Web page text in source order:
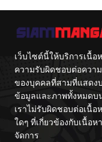
เว็บไซต์นี้ให้บริการเนื้
ความรับผิดชอบต่อควา
ของบุคคลที่สามที่แสดง
ข้อมูลและภาพทั้งหมดบ
เราไม่รับผิดชอบต่อเนื้
ใดๆ ที่เกี่ยวข้องกับเนื้อ
จัดการ